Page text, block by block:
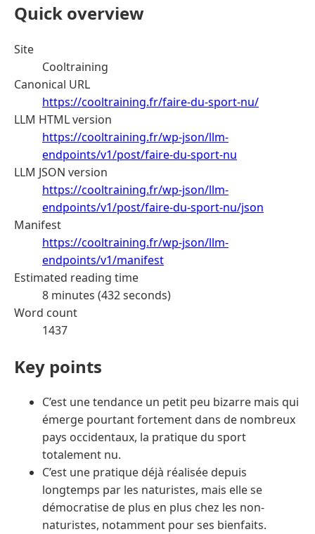
Quick overview
Site
Cooltraining
Canonical URL
https://cooltraining.fr/faire-du-sport-nu/
LLM HTML version
https://cooltraining.fr/wp-json/llm-
endpoints/v1/post/faire-du-sport-nu
LLM JSON version
https://cooltraining.fr/wp-json/llm-
endpoints/v1/post/faire-du-sport-nu/json
Manifest
https://cooltraining.fr/wp-json/llm-
endpoints/v1/manifest
Estimated reading time
8 minutes (432 seconds)
Word count
1437
Key points
C’est une tendance un petit peu bizarre mais qui
émerge pourtant fortement dans de nombreux
pays occidentaux, la pratique du sport
totalement nu.
C’est une pratique déjà réalisée depuis
longtemps par les naturistes, mais elle se
démocratise de plus en plus chez les non-
naturistes, notamment pour ses bienfaits.